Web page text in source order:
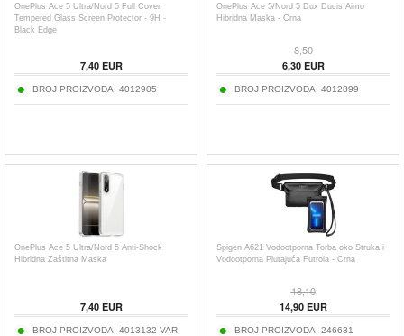
OnePlus Ace 5 Ultra/Nord 5 Full Cover
Tempered Glass Screen Protector - 9H -
Black Edge
7,40EUR
BROJ PROIZVODA: 4012905
OnePlus Ace 5/Nord 5 Dux Ducis Aimo
Hibridna Maska - Crna
8,50
6,30EUR
BROJ PROIZVODA: 4012899
OnePlus Ace 5 Ultra/Nord 5 Anti-Shock
Hibridna Zaštitna Maska
7,40EUR
BROJ PROIZVODA: 4013132-VAR
Spigen A621 Vodootporna Torba oko Struka i
Vodootporna Plutajuća Futrola - Crna
18,10
14,90EUR
BROJ PROIZVODA: 246631